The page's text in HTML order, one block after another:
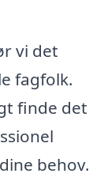
vi det
fagfolk.
finde det
behov.